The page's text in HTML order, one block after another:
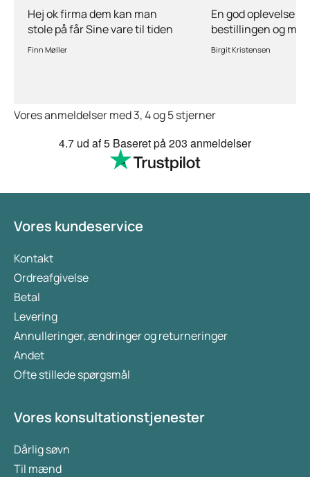
Hej ok firma dem kan man
stole på får Sine vare til tiden
hurtig levering inden for 2
Finn Møller
En god oplevelse
bestillingen og
stille spørgsmål
behov for
Birgit Kristensen
Vores anmeldelser med 3, 4 og 5 stjerner
4.7 ud af 5 Baseret på203 anmeldelser
Vores kundeservice
Kontakt
Ordreafgivelse
Betal
Levering
Annulleringer, ændringer og returneringer
Andet
Ofte stillede spørgsmål
Vores konsultationstjenester
Dårlig søvn
Til mænd